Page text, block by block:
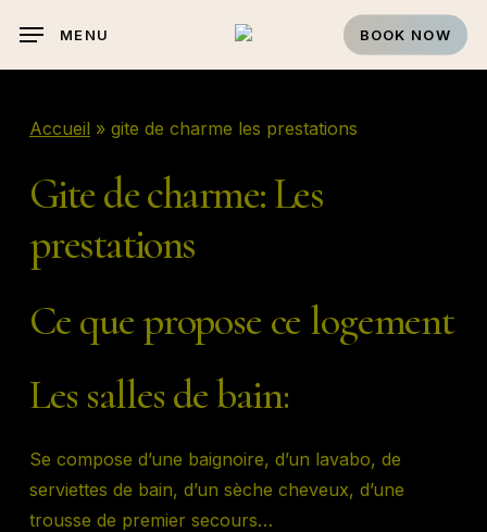
main
BOOK NOW
MENU
Accueil » gite de charme les prestations
Gitedecharme:Les
prestations
Ce que propose ce logement
Les salles de bain:
Se compose d’une baignoire, d’un lavabo, de
serviettes de bain, d’un sèche cheveux, d’une
trousse de premier secours…